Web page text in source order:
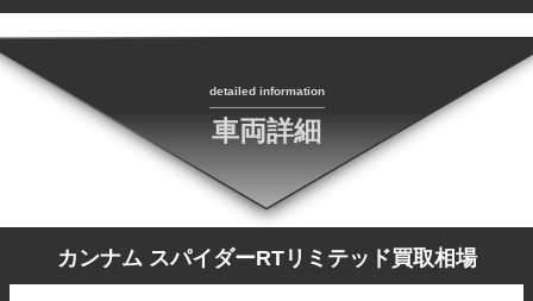
detailed information
車両詳細
カンナム スパイダーRTリミテッド買取相場